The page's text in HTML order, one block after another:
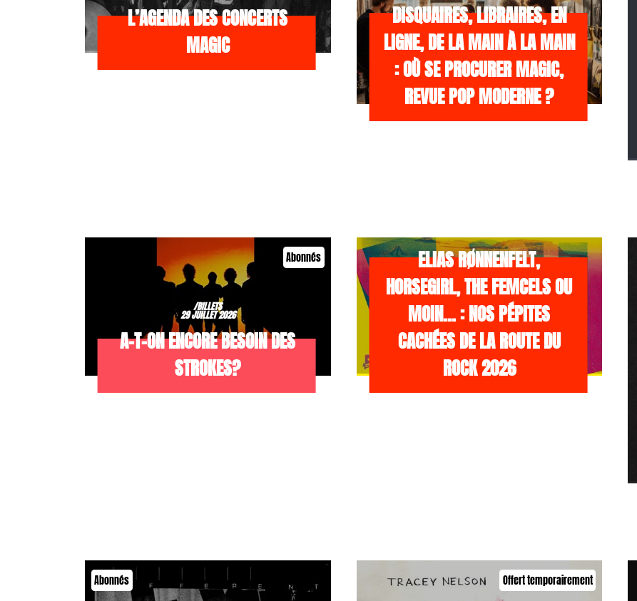
L’AGENDA DES CONCERTS
MAGIC
DISQUAIRES, LIBRAIRES, EN
LIGNE, DE LA MAIN À LA MAIN
: OÙ SE PROCURER MAGIC,
REVUE POP MODERNE ?
Abonnés
/BILLETS
29 JUILLET 2026
A-T-ON ENCORE BESOIN DES
STROKES?
ELIAS RØNNENFELT,
HORSEGIRL, THE FEMCELS OU
MOIN… : NOS PÉPITES
CACHÉES DE LA ROUTE DU
ROCK 2026
Abonnés Offert temporairement